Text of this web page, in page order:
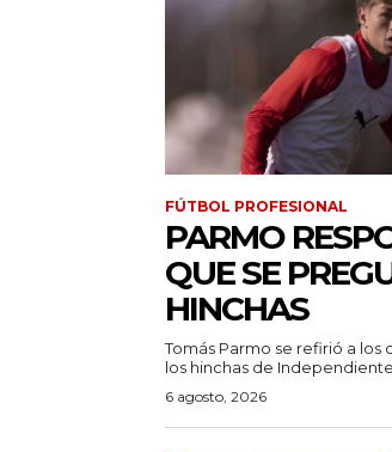
FÚTBOL PROFESIONAL
PARMO
QUE SE
HINCHAS
Tomás Parmo se refirió a
los hinchas de Independiente
6 agosto, 2026